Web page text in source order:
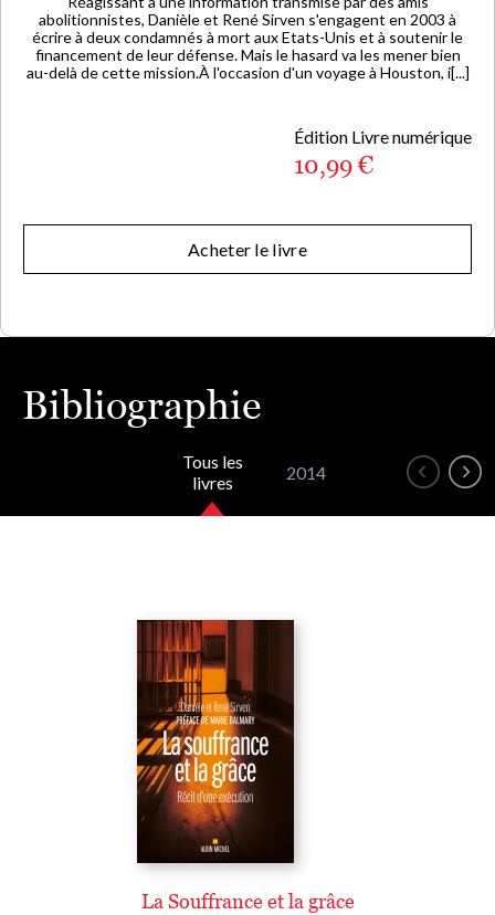
abolitionnistes, Danièle et René Sirven s'engagent en 2003 à
écrire à deux condamnés à mort aux Etats-Unis et à soutenir le
financement de leur défense. Mais le hasard va les mener bien
au-delà de cette mission.À l'occasion d'un voyage à Houston, i[...]
Édition Livre numérique
10,99 €
Acheter le livre
Bibliographie
Tous les
livres
2014
La Souffrance et la grâce